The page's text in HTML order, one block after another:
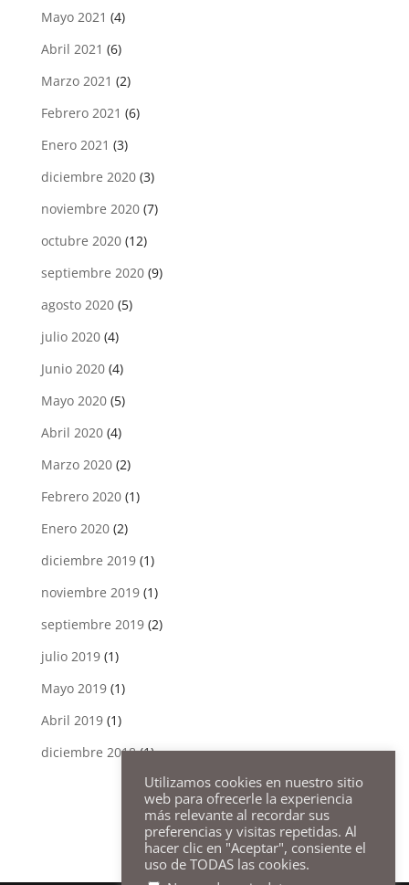
Mayo 2021 (4)
Abril 2021 (6)
Marzo 2021 (2)
Febrero 2021 (6)
Enero 2021 (3)
diciembre 2020(3)
noviembre 2020(7)
octubre 2020(12)
septiembre 2020(9)
agosto 2020(5)
julio 2020(4)
Junio 2020(4)
Mayo 2020(5)
Abril 2020(4)
Marzo 2020(2)
Febrero 2020(1)
Enero 2020(2)
diciembre 2019(1)
noviembre 2019(1)
septiembre 2019(2)
julio 2019(1)
Mayo 2019(1)
Abril 2019(1)
diciembre 2018(1)
Utilizamos cookies en nuestro sitio
web para ofrecerle la experiencia
más relevante al recordar sus
preferencias y visitas repetidas. Al
hacer clic en "Aceptar", consiente el
uso de TODAS las cookies.